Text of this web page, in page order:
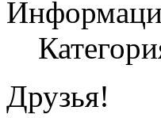
Друзья!